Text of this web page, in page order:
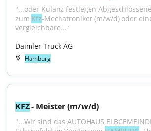
"...oder Kulanz festlegen
zum Kfz-Mechatroniker (m/w/d) oder
vergleichbare..."
Daimler Truck AG
Hamburg
KFZ - Meister (m/w/d)
"...Wir sind das AUTOHAUS